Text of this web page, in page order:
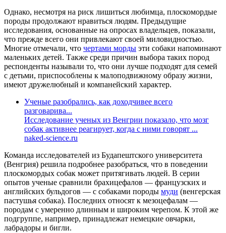
Однако, несмотря на риск лишиться любимца, плоскомордые
породы продолжают нравиться людям. Предыдущие
исследования, основанные на опросах владельцев, показали,
что прежде всего они привлекают своей миловидностью.
Многие отмечали, что чертами морды эти собаки напоминают
маленьких детей. Также среди причин выбора таких пород
респонденты называли то, что они лучше подходят для семей
с детьми, приспособлены к малоподвижному образу жизни,
имеют дружелюбный и компанейский характер.
Ученые разобрались, как доходчивее всего
разговарива...
Исследование ученых из Венгрии показало, что мозг
собак активнее реагирует, когда с ними говорят ...
naked-science.ru
Команда исследователей из Будапештского университета
(Венгрия) решила подробнее разобраться, что в поведении
плоскомордых собак может притягивать людей. В серии
опытов ученые сравнили брахицефалов — французских и
английских бульдогов — с собаками породы муди (венгерская
пастушья собака). Последних относят к мезоцефалам —
породам с умеренно длинным и широким черепом. К этой же
подгруппе, например, принадлежат немецкие овчарки,
лабрадоры и бигли.